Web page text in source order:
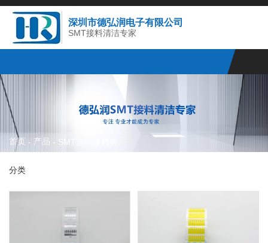
深圳市德弘润电子有限公司
SMT接料清洁专家
首页 - 产品 - SMT自动接料带
分类